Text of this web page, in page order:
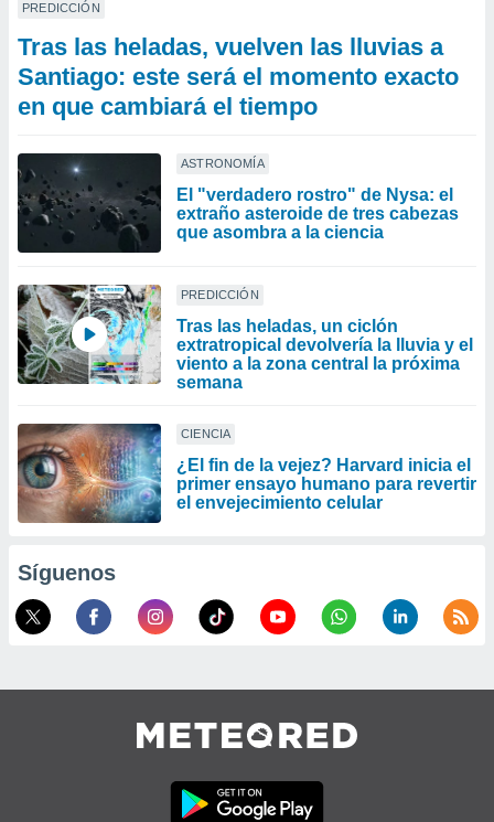
PREDICCIÓN
Tras las heladas, vuelven las lluvias a
Santiago: este será el momento exacto
en que cambiará el tiempo
ASTRONOMÍA
El "verdadero rostro" de Nysa: el
extraño asteroide de tres cabezas
que asombra a la ciencia
PREDICCIÓN
Tras las heladas, un ciclón
extratropical devolvería la lluvia y el
viento a la zona central la próxima
semana
CIENCIA
¿El fin de la vejez? Harvard inicia el
primer ensayo humano para revertir
el envejecimiento celular
Síguenos